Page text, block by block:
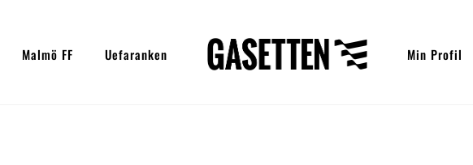
Malmö FF Uefaranken Min Profil